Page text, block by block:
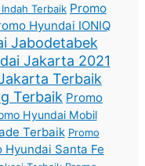
Terbaik Promo
Hyundai IONIQ
Jabodetabek
Jakarta 2021
Terbaik
Terbaik Promo
Hyundai Mobil
Terbaik Promo
Hyundai Santa Fe